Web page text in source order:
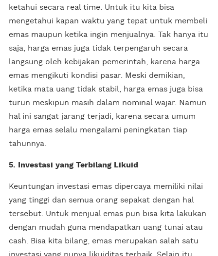
ketahui secara real time. Untuk itu kita bisa
mengetahui kapan waktu yang tepat untuk membeli
emas maupun ketika ingin menjualnya. Tak hanya itu
saja, harga emas juga tidak terpengaruh secara
langsung oleh kebijakan pemerintah, karena harga
emas mengikuti kondisi pasar. Meski demikian,
ketika mata uang tidak stabil, harga emas juga bisa
turun meskipun masih dalam nominal wajar. Namun
hal ini sangat jarang terjadi, karena secara umum
harga emas selalu mengalami peningkatan tiap
tahunnya.
5. Investasi yang Terbilang Likuid
Keuntungan investasi emas dipercaya memiliki nilai
yang tinggi dan semua orang sepakat dengan hal
tersebut. Untuk menjual emas pun bisa kita lakukan
dengan mudah guna mendapatkan uang tunai atau
cash. Bisa kita bilang, emas merupakan salah satu
investasi yang punya likuiditas terbaik. Selain itu,